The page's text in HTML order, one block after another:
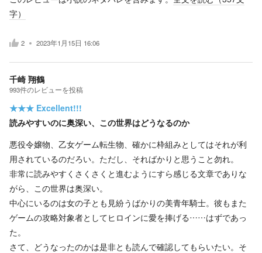
字）
2 2023年1月15日 16:06
千崎 翔鶴
993件のレビューを投稿
★★★ Excellent!!!
読みやすいのに奥深い、この世界はどうなるのか
悪役令嬢物、乙女ゲーム転生物、確かに枠組みとしてはそれが利
用されているのだろい。ただし、そればかりと思うこと勿れ。
非常に読みやすくさくさくと進むようにすら感じる文章でありな
がら、この世界は奥深い。
中心にいるのは女の子とも見紛うばかりの美青年騎士。彼もまた
ゲームの攻略対象者としてヒロインに愛を捧げる……はずであっ
た。
さて、どうなったのかは是非とも読んで確認してもらいたい。そ